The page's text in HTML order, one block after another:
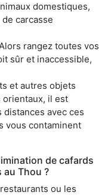
domestiques,
carcasse
rangez toutes vos
sûr et inaccessible,
et autres objets
orientaux, il est
avec ces
vous contaminent
de cafards
Thou ?
ou les